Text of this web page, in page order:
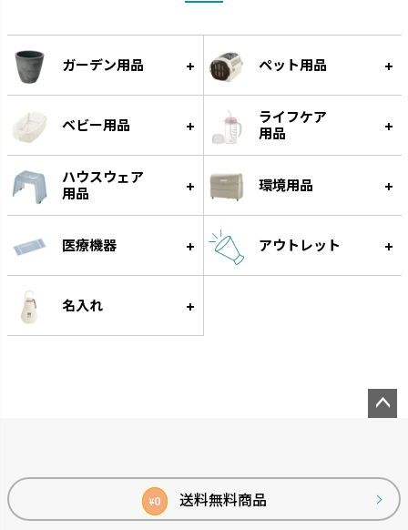
クレース
インテリアにマッチするデザイ
ンです。
つくりおき
作り置きに便利な食材小分け冷
ガーデン用品 ペット用品
ベビー用品
ライフケア
用品
ハウスウェア
用品
環境用品
医療機器 アウトレット
名入れ
¥0 送料無料商品
ップ
へ